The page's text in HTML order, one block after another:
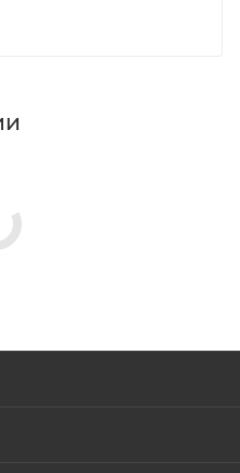
панели